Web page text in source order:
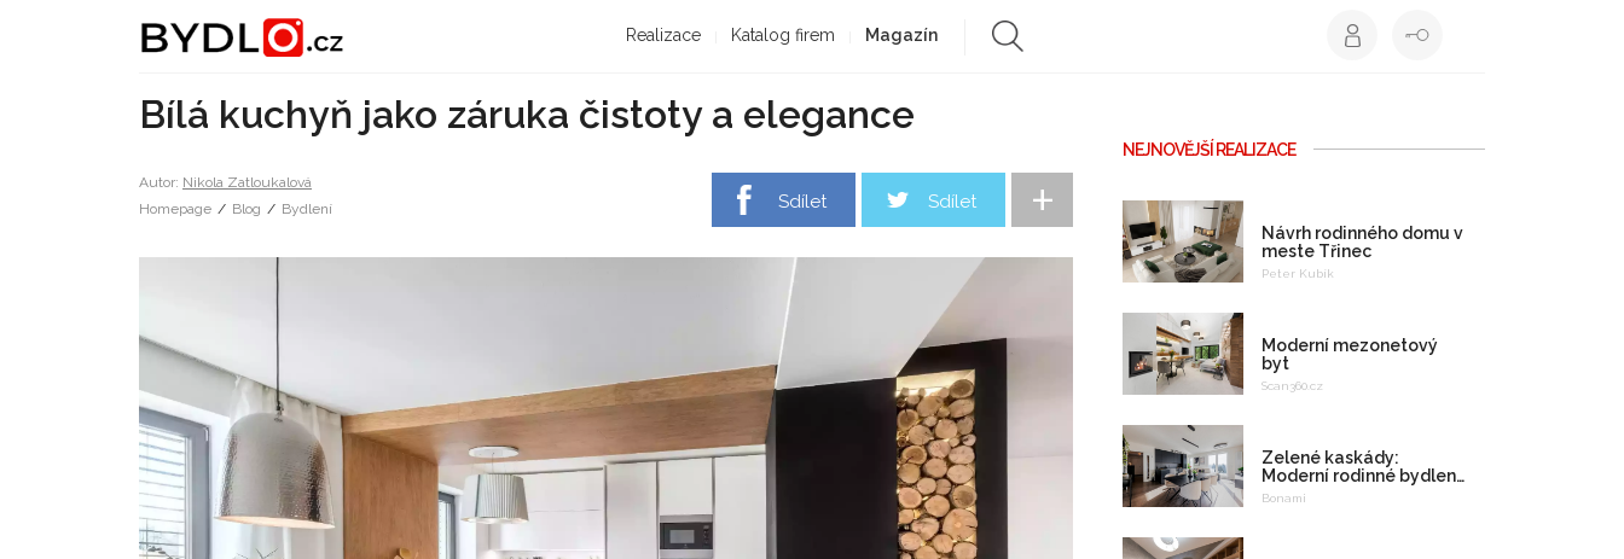
Realizace Katalog firem Magazín
Bílá kuchyň jako záruka čistoty a elegance
Autor: Nikola Zatloukalová
Homepage / Blog / Bydlení Sdílet Sdílet +
NEJNOVĚJŠÍ REALIZACE
Návrh rodinného domu v
meste Třinec
Peter Kubík
Moderní mezonetový
byt
Scan360.cz
Zelené kaskády:
Moderní rodinné bydlení
na celý život
Bonami